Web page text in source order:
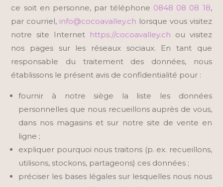
ce soit en personne, par téléphone 0848 08 08 18,
par courriel, info@cocoavalley.ch lorsque vous visitez
notre site Internet https://cocoavalley.ch ou visitez
nos pages sur les réseaux sociaux. En tant que
responsable du traitement des données, nous
établissons le présent avis de confidentialité pour :
fournir à notre siège la liste les données
personnelles que nous recueillons auprès de vous,
dans nos magasins et sur notre site de vente en
ligne ;
expliquer pourquoi nous traitons (p. ex. recueillons,
utilisons, stockons, partageons) ces données ;
préciser les bases légales sur lesquelles nous nous